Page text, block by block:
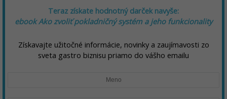
Teraz získate hodnotný darček navyše:
ebook Ako zvoliť pokladničný systém a jeho funkcionality
Získavajte užitočné informácie, novinky a zaujímavosti zo
sveta gastro biznisu priamo do vášho emailu